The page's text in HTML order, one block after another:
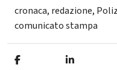
cronaca, redazione,
comunicato stampa